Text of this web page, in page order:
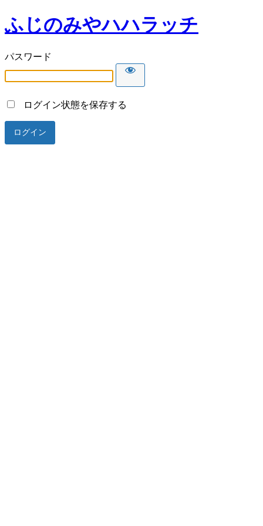
ふじのみやハハラッチ
パスワード
ログイン状態を保存する